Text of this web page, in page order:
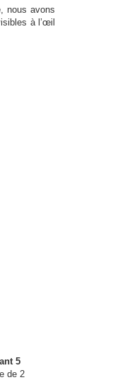
nous avons
à l’œil
5
de 2